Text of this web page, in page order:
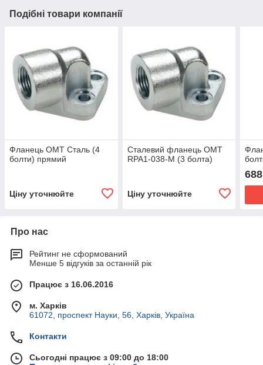
Подібні товари компанії
Фланець OMT Сталь (4
болти) прямий
Ціну уточнюйте
Сталевий фланець OMT
RPA1-038-M (3 болта)
Ціну уточнюйте
688
Про нас
Рейтинг не сформований
Менше 5 відгуків за останній рік
Працює з 16.06.2016
м. Харків
61072, проспект Науки, 56, Харків, Україна
Контакти
Сьогодні працює з 09:00 до 18:00